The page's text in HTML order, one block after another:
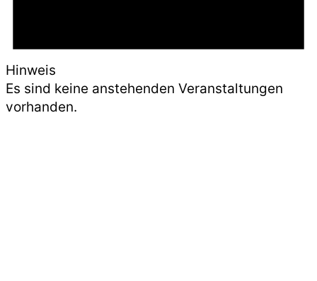
Hinweis
Es sind keine anstehenden Veranstaltungen
vorhanden.